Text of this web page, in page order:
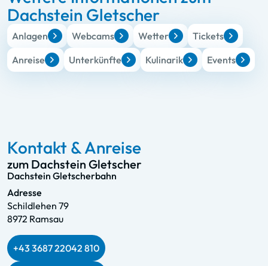
Dachstein Gletscher
Anlagen Webcams Wetter
Tickets
Anreise
Unterkünfte Kulinarik Events
Kontakt & Anreise
zum Dachstein Gletscher
Dachstein Gletscherbahn
Adresse
Schildlehen 79
8972 Ramsau
+43 3687 22042 810